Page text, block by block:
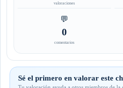
valoraciones
💬
0
comentarios
Sé el primero en valorar este